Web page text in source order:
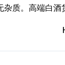
杂质。高端白酒